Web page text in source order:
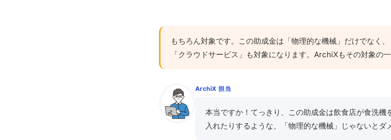
もちろん対象です。この助成金は「物理的な機械」だけでなく
「クラウドサービス」も対象になります。ArchiXもその対象の一
ArchiX 担当
本当ですか！てっきり、この助成金は飲食店が食洗機
入れたりするような、「物理的な機械」じゃないとダ